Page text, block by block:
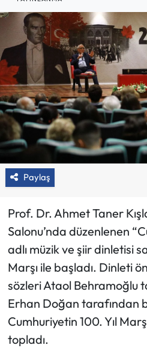
Paylaş
Prof. Dr. Ahmet Taner
Salonu’nda düzenlenen
adlı müzik ve şiir dinletisi
Marşı ile başladı. Dinleti
sözleri Ataol Behramoğlu
Erhan Doğan tarafından
Cumhuriyetin 100. Yıl
topladı.